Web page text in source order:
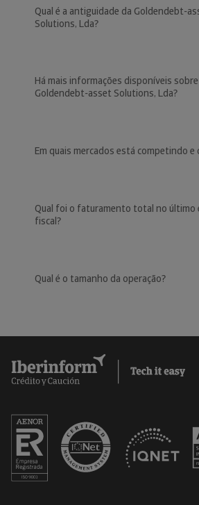
Qual é a antiguidade da Goldendebt-
Solutions, Lda?
Há mais informações disponíveis sobre
Goldendebt-asset Solutions, Lda?
Em quais mercados está competindo e
Qual foi o faturamento total no último
fiscal?
Qual é o tamanho da operação?